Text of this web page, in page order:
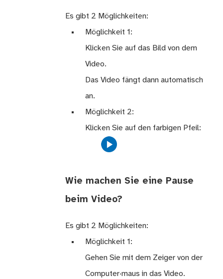
Es gibt 2 Möglichkeiten:
Möglichkeit 1:
Klicken Sie auf das Bild von dem
Video.
Das Video fängt dann automatisch
an.
Möglichkeit 2:
Klicken Sie auf den farbigen Pfeil:
Wie machen Sie eine Pause
beim Video?
Es gibt 2 Möglichkeiten:
Möglichkeit 1:
Gehen Sie mit dem Zeiger von der
Computer·maus in das Video.